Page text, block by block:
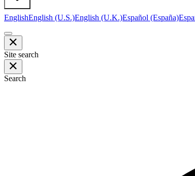
EnglishEnglish (U.S.)English (U.K.)Español (España)
Site search
Search